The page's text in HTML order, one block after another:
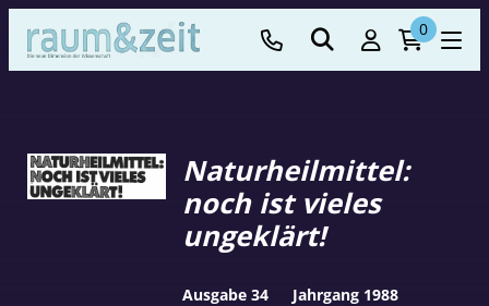
0
Naturheilmittel:
noch ist vieles
ungeklärt!
Ausgabe 34 Jahrgang 1988